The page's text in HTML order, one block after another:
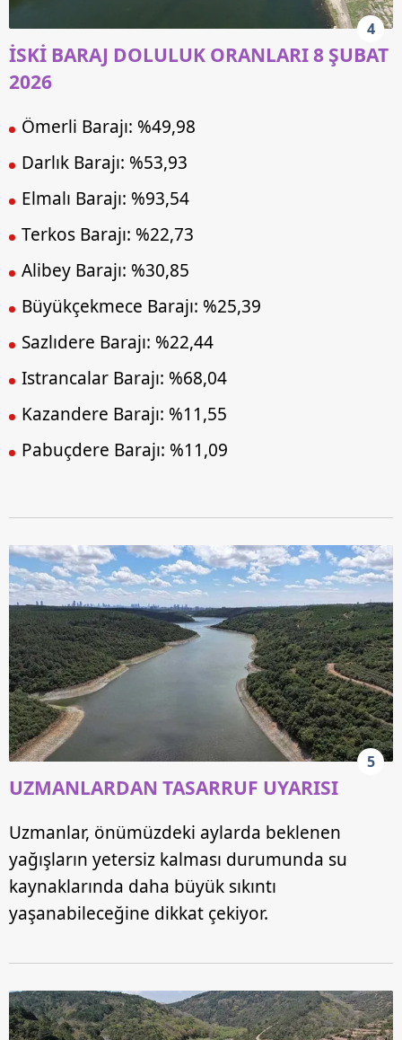
4
İSKİ BARAJ DOLULUK ORANLARI 8 ŞUBAT
2026
Ömerli Barajı: %49,98
Darlık Barajı: %53,93
Elmalı Barajı: %93,54
Terkos Barajı: %22,73
Alibey Barajı: %30,85
Büyükçekmece Barajı: %25,39
Sazlıdere Barajı: %22,44
Istrancalar Barajı: %68,04
Kazandere Barajı: %11,55
Pabuçdere Barajı: %11,09
5
UZMANLARDAN TASARRUF UYARISI
Uzmanlar, önümüzdeki aylarda beklenen
yağışların yetersiz kalması durumunda su
kaynaklarında daha büyük sıkıntı
yaşanabileceğine dikkat çekiyor.